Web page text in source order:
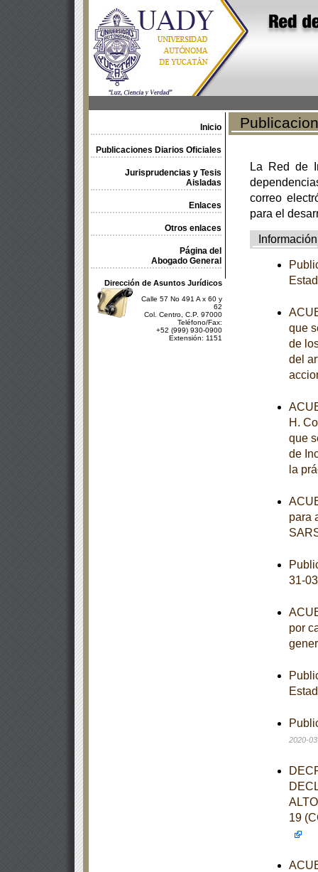
Inicio
Publicaciones Diarios Oficiales
Jurisprudencias y Tesis
Aisladas
Enlaces
Otros enlaces
Página del
Abogado General
Dirección de Asuntos Jurídicos
Calle 57 No 491 A x 60 y
62
Col. Centro, C.P. 97000
Teléfono/Fax:
+52 (999) 930-0900
Extensión: 1151
La Red de
correo
para el
Información
que
de
del
H.
que
de
la
para
31-
por
2020-
19